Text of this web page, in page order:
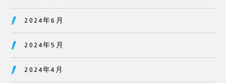
2024年6月
2024年5月
2024年4月